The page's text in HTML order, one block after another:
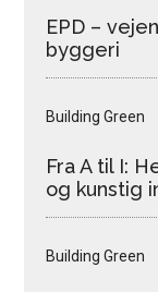
EPD –
byggeri
Building Green
Fra A til I:
og kunstig
Building Green